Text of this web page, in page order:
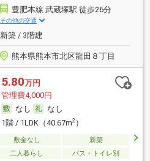
豊肥本線 武蔵塚駅 徒歩26分
その他の交通
新築 / 3階建
熊本県熊本市北区龍田８丁目
5.80万円
管理費4,000円
なし
なし
1階 / 1LDK（40.67m2）
敷金なし
新築
二人暮らし バス・トイレ別